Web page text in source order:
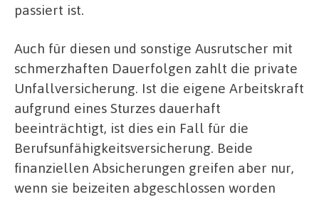
passiert ist.
Auch für diesen und sonstige Ausrutscher mit
schmerzhaften Dauerfolgen zahlt die private
Unfallversicherung. Ist die eigene Arbeitskraft
aufgrund eines Sturzes dauerhaft
beeinträchtigt, ist dies ein Fall für die
Berufsunfähigkeitsversicherung. Beide
finanziellen Absicherungen greifen aber nur,
wenn sie beizeiten abgeschlossen worden